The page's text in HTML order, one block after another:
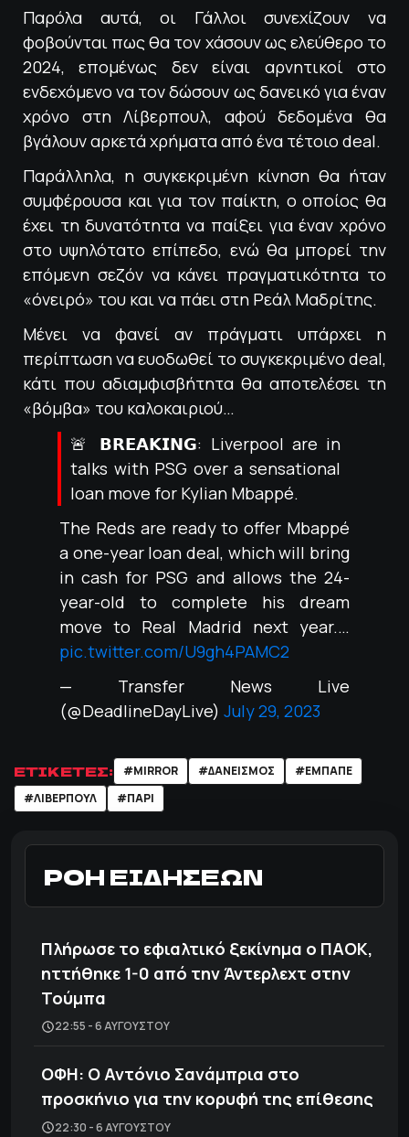
Παρόλα αυτά, οι Γάλλοι συνεχίζουν να
φοβούνται πως θα τον χάσουν ως ελεύθερο το
2024, επομένως δεν είναι αρνητικοί στο
ενδεχόμενο να τον δώσουν ως δανεικό για έναν
χρόνο στη Λίβερπουλ, αφού δεδομένα θα
βγάλουν αρκετά χρήματα από ένα τέτοιο deal.
Παράλληλα, η συγκεκριμένη κίνηση θα ήταν
συμφέρουσα και για τον παίκτη, ο οποίος θα
έχει τη δυνατότητα να παίξει για έναν χρόνο
στο υψηλότατο επίπεδο, ενώ θα μπορεί την
επόμενη σεζόν να κάνει πραγματικότητα το
«όνειρό» του και να πάει στη Ρεάλ Μαδρίτης.
Μένει να φανεί αν πράγματι υπάρχει η
περίπτωση να ευοδωθεί το συγκεκριμένο deal,
κάτι που αδιαμφισβήτητα θα αποτελέσει τη
«βόμβα» του καλοκαιριού…
🚨 𝗕𝗥𝗘𝗔𝗞𝗜𝗡𝗚: Liverpool are in
talks with PSG over a sensational
loan move for Kylian Mbappé.
The Reds are ready to offer Mbappé
a one-year loan deal, which will bring
in cash for PSG and allows the 24-
year-old to complete his dream
move to Real Madrid next year.…
pic.twitter.com/U9gh4PAMC2
— Transfer News Live
(@DeadlineDayLive) July 29, 2023
ΕΤΙΚΕΤΕΣ: #MIRROR #ΔΑΝΕΙΣΜΟΣ
#ΕΜΠΑΠΕ
#ΛΙΒΕΡΠΟΥΛ
#ΠΑΡΙ
ΡΟΗ ΕΙΔΗΣΕΩΝ
Πλήρωσε το εφιαλτικό ξεκίνημα ο ΠΑΟΚ,
ηττήθηκε 1-0 από την Άντερλεχτ στην
Τούμπα
22:55 - 6 ΑΥΓΟΎΣΤΟΥ
ΟΦΗ: Ο Αντόνιο Σανάμπρια στο
προσκήνιο για την κορυφή της επίθεσης
22:30 - 6 ΑΥΓΟΎΣΤΟΥ